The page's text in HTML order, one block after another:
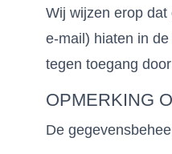
Wij wijzen erop
e-mail) hiaten in
tegen toegang
OPMERKING
De